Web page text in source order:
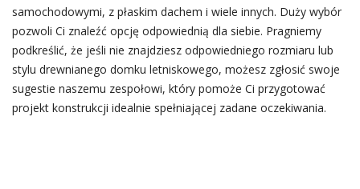
samochodowymi, z płaskim dachem i wiele innych. Duży wybór
pozwoli Ci znaleźć opcję odpowiednią dla siebie. Pragniemy
podkreślić, że jeśli nie znajdziesz odpowiedniego rozmiaru lub
stylu drewnianego domku letniskowego, możesz zgłosić swoje
sugestie naszemu zespołowi, który pomoże Ci przygotować
projekt konstrukcji idealnie spełniającej zadane oczekiwania.